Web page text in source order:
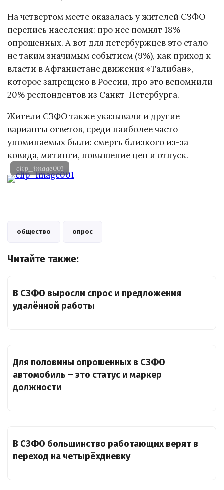
На четвертом месте оказалась у жителей СЗФО
перепись населения: про нее помнят 18%
опрошенных. А вот для петербуржцев это стало
не таким значимым событием (9%), как приход к
власти в Афганистане движения «Талибан»,
которое запрещено в России, про это вспомнили
20% респондентов из Санкт-Петербурга.
Жители СЗФО также указывали и другие
варианты ответов, среди наиболее часто
упоминаемых были: смерть близкого из-за
ковида, митинги, повышение цен и отпуск.
clip_image001
общество опрос
Читайте также:
В СЗФО выросли спрос и предложения
удалённой работы
Для половины опрошенных в СЗФО
автомобиль – это статус и маркер
должности
В СЗФО большинство работающих верят в
переход на четырёхдневку